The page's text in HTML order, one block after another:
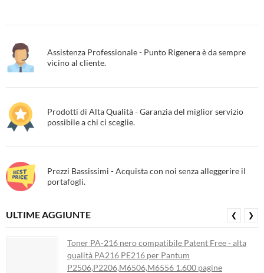
Assistenza Professionale - Punto Rigenera è da sempre
vicino al cliente.
Prodotti di Alta Qualità - Garanzia del miglior servizio
possibile a chi ci sceglie.
Prezzi Bassissimi - Acquista con noi senza alleggerire il
portafogli.
ULTIME AGGIUNTE
Toner PA-216 nero compatibile Patent Free - alta
qualità PA216 PE216 per Pantum
P2506,P2206,M6506,M6556 1.600 pagine
❮ ❯